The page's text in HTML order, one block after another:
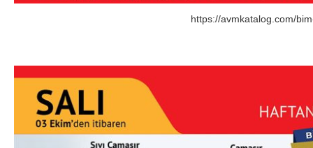
https://avmkatalog.com/